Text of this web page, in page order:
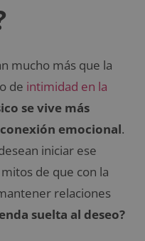
mucho más que la
de intimidad en la
se vive más
emocional.
iniciar ese
de que con la
relaciones
suelta al deseo?